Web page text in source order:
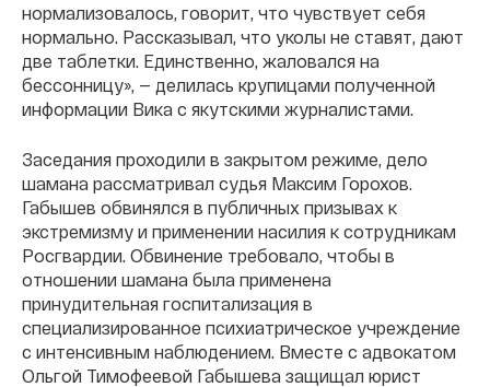
нормализовалось, говорит, что чувствует себя
нормально. Рассказывал, что уколы не ставят, дают
две таблетки. Единственно, жаловался на
бессонницу», — делилась крупицами полученной
информации Вика с якутскими журналистами.
Заседания проходили в закрытом режиме, дело
шамана рассматривал судья Максим Горохов.
Габышев обвинялся в публичных призывах к
экстремизму и применении насилия к сотрудникам
Росгвардии. Обвинение требовало, чтобы в
отношении шамана была применена
принудительная госпитализация в
специализированное психиатрическое учреждение
с интенсивным наблюдением. Вместе с адвокатом
Ольгой Тимофеевой Габышева защищал юрист